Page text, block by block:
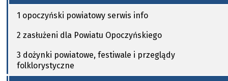
1 opoczyński powiatowy serwis info
2 zasłużeni dla Powiatu Opoczyńskiego
3 dożynki powiatowe, festiwale i przeglądy
folklorystyczne